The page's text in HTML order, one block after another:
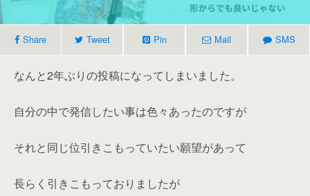
Share Tweet Pin Mail SMS
なんと2年ぶりの投稿になってしまいました。
自分の中で発信したい事は色々あったのですが
それと同じ位引きこもっていたい願望があって
長らく引きこもっておりましたが